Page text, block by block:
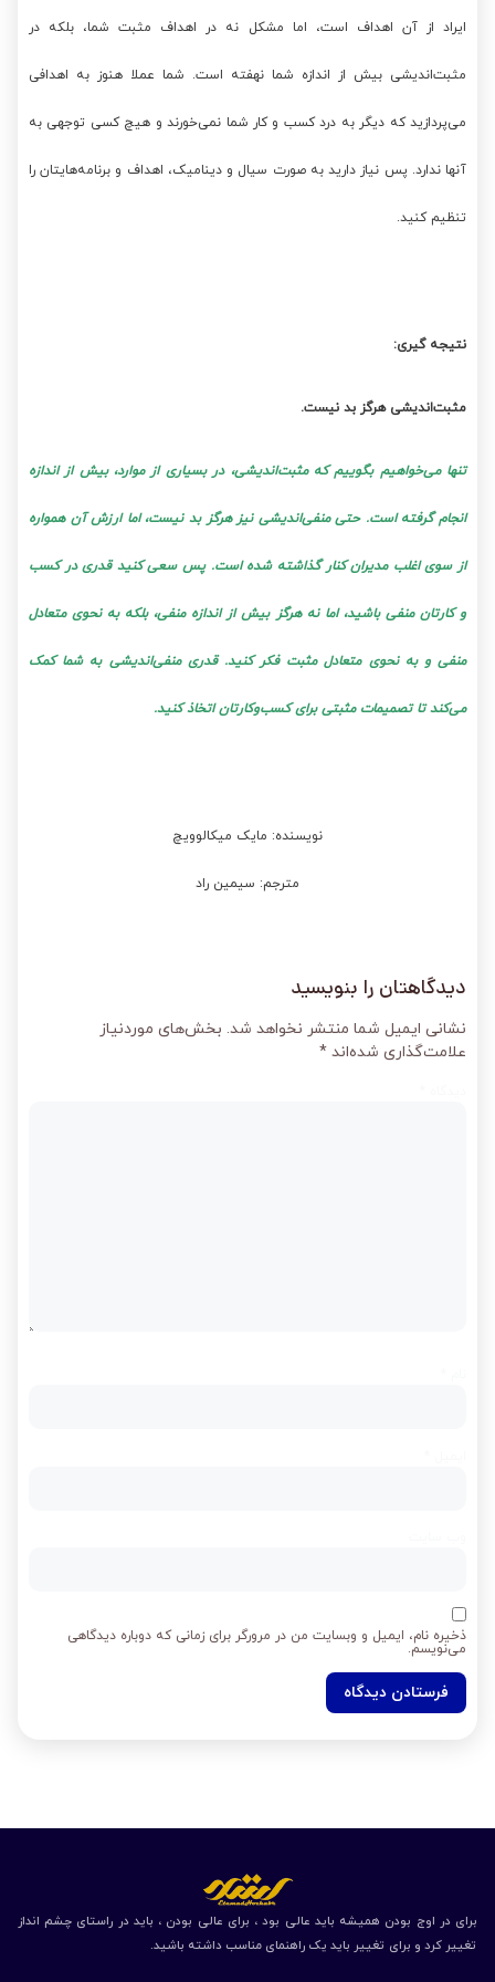
ایراد از آن اهداف است، اما مشکل نه در اهداف مثبت شما، بلکه در
مثبت‌اندیشی بیش از اندازه‌ شما نهفته است. شما عملا هنوز به اهدافی
می‌پردازید که دیگر به درد کسب و کار شما نمی‌خورند و هیچ کسی توجهی به
آنها ندارد. پس نیاز دارید به صورت سیال و دینامیک، اهداف و برنامه‌هایتان را
تنظیم کنید.
نتیجه گیری:
مثبت‌اندیشی هرگز بد نیست.
تنها می‌خواهیم بگوییم که مثبت‌اندیشی، در بسیاری از موارد، بیش از اندازه
انجام گرفته است. حتی منفی‌اندیشی نیز هرگز بد نیست، اما ارزش‌ آن همواره
از سوی اغلب مدیران کنار گذاشته شده است. پس سعی کنید قدری در کسب
و کارتان منفی باشید، اما نه هرگز بیش از اندازه منفی، بلکه به نحوی متعادل
منفی و به نحوی متعادل مثبت فکر کنید. قدری منفی‌اندیشی به شما کمک
می‌کند تا تصمیمات مثبتی برای کسب‌وکارتان اتخاذ کنید.
نویسنده: مایک میکالوویچ
مترجم: سیمین راد
دیدگاهتان را بنویسید
نشانی ایمیل شما منتشر نخواهد شد. بخش‌های موردنیاز
علامت‌گذاری شده‌اند *
ذخیره نام، ایمیل و وبسایت من در مرورگر برای زمانی که دوباره دیدگاهی
می‌نویسم.
برای در اوج بودن همیشه باید عالی بود ، برای عالی بودن ، باید در راستای چشم انداز
تغییر کرد و برای تغییر باید یک راهنمای مناسب داشته باشید.